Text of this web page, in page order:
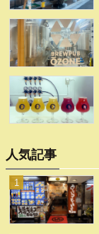
人気記事